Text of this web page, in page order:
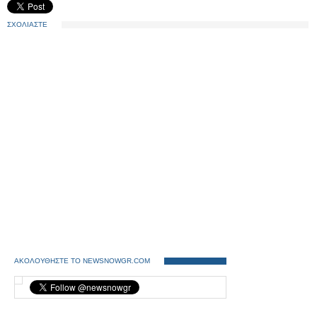
ΣΧΟΛΙΑΣΤΕ
ΑΚΟΛΟΥΘΗΣΤΕ ΤΟ NEWSNOWGR.COM